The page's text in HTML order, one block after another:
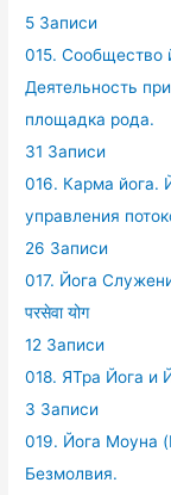
5 Записи
015. Сообщество
Деятельность
площадка рода.
31 Записи
016. Карма йога.
управления
26 Записи
017. Йога
परसेवा योग
12 Записи
018. ЯТра Йога и
3 Записи
019. Йога Моуна
Безмолвия.